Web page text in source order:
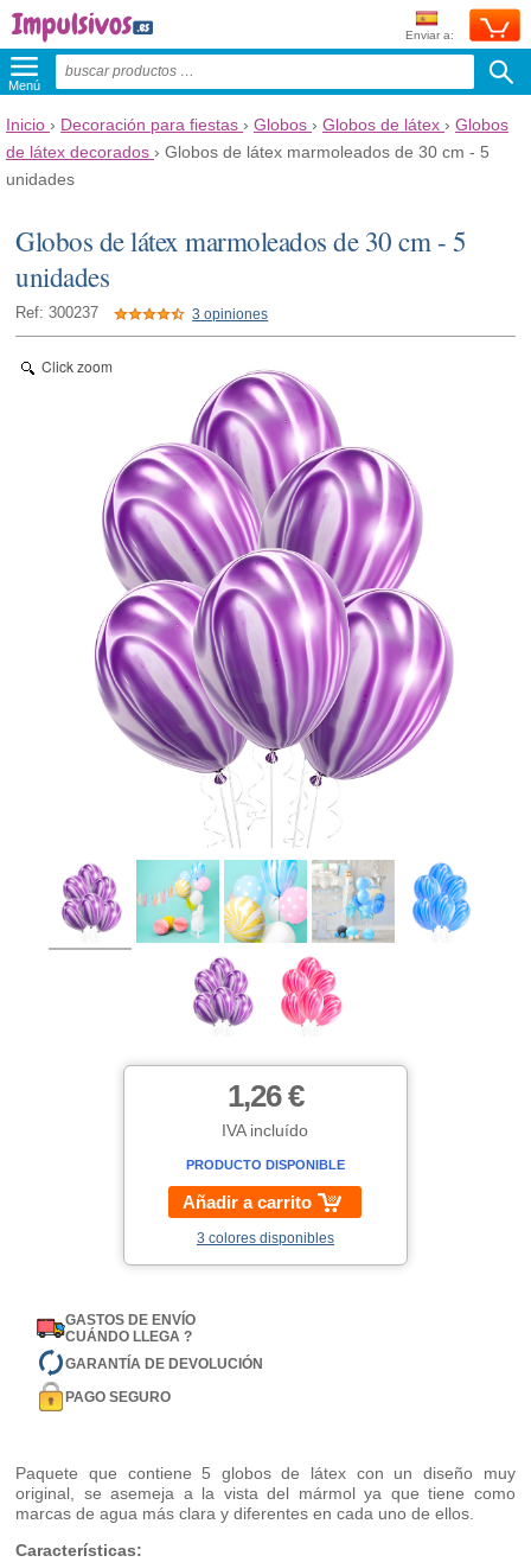
Enviar a:
Menú
Inicio › Decoración para fiestas › Globos › Globos de látex › Globos
de látex decorados › Globos de látex marmoleados de 30 cm - 5
unidades
Globos de látex marmoleados de 30 cm - 5
unidades
Ref: 300237 3 opiniones
Click zoom
1,26 €
IVA incluído
PRODUCTO DISPONIBLE
Añadir a carrito
3 colores disponibles
GASTOS DE ENVÍO
CUÁNDO LLEGA ?
GARANTÍA DE DEVOLUCIÓN
PAGO SEGURO
Paquete que contiene 5 globos de látex con un diseño muy
original, se asemeja a la vista del mármol ya que tiene como
marcas de agua más clara y diferentes en cada uno de ellos.
Características: